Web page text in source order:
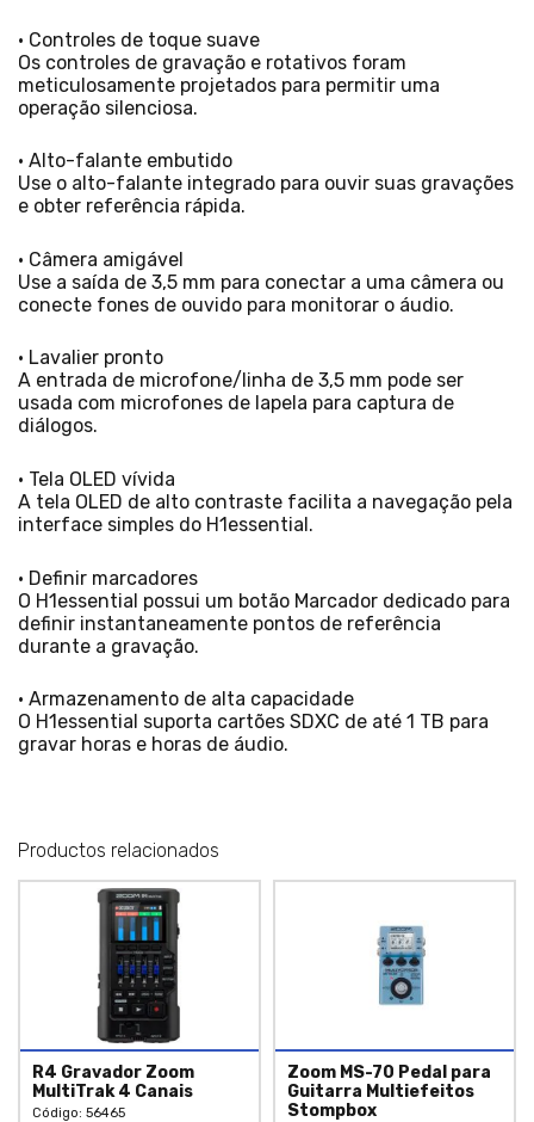
• Controles de toque suave
Os controles de gravação e rotativos foram
meticulosamente projetados para permitir uma
operação silenciosa.
• Alto-falante embutido
Use o alto-falante integrado para ouvir suas gravações
e obter referência rápida.
• Câmera amigável
Use a saída de 3,5 mm para conectar a uma câmera ou
conecte fones de ouvido para monitorar o áudio.
• Lavalier pronto
A entrada de microfone/linha de 3,5 mm pode ser
usada com microfones de lapela para captura de
diálogos.
• Tela OLED vívida
A tela OLED de alto contraste facilita a navegação pela
interface simples do H1essential.
• Definir marcadores
O H1essential possui um botão Marcador dedicado para
definir instantaneamente pontos de referência
durante a gravação.
• Armazenamento de alta capacidade
O H1essential suporta cartões SDXC de até 1 TB para
gravar horas e horas de áudio.
Productos relacionados
R4 Gravador Zoom
MultiTrak 4 Canais
Código: 56465
Zoom MS-70 Pedal para
Guitarra Multiefeitos
Stompbox